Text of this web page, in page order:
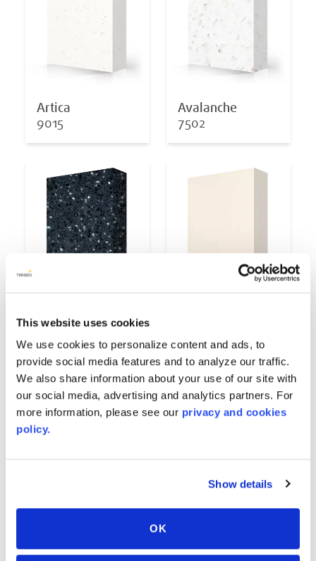
This website uses cookies
We use cookies to personalize content and ads, to
provide social media features and to analyze our traffic.
We also share information about your use of our site with
our social media, advertising and analytics partners. For
more information, please see our privacy and cookies
policy.
Show details
OK
Artica
9015
Avalanche
7502
9125
8010